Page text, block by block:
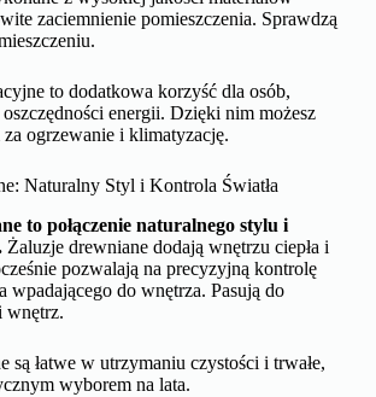
zaciemnienie pomieszczenia. Sprawdzą
to dodatkowa korzyść dla osób,
energii. Dzięki nim możesz
ogrzewanie i klimatyzację.
Naturalny Styl i Kontrola Światła
to połączenie naturalnego stylu i
Żaluzje drewniane dodają wnętrzu ciepła i
pozwalają na precyzyjną kontrolę
wpadającego do wnętrza. Pasują do
wnętrz.
są łatwe w utrzymaniu czystości i trwałe,
wyborem na lata.